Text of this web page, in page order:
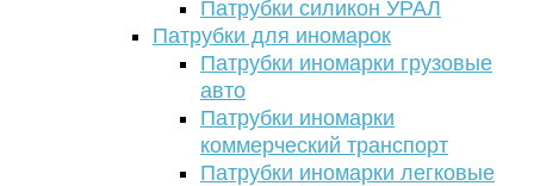
Патрубки силикон УРАЛ
Патрубки для иномарок
Патрубки иномарки грузовые
авто
Патрубки иномарки
коммерческий транспорт
Патрубки иномарки легковые